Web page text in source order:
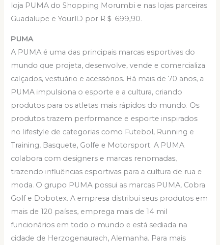
loja PUMA do Shopping Morumbi e nas lojas parceiras
Guadalupe e YourID por R＄ 699,90.
PUMA
A PUMA é uma das principais marcas esportivas do
mundo que projeta, desenvolve, vende e comercializa
calçados, vestuário e acessórios. Há mais de 70 anos, a
PUMA impulsiona o esporte e a cultura, criando
produtos para os atletas mais rápidos do mundo. Os
produtos trazem performance e esporte inspirados
no lifestyle de categorias como Futebol, Running e
Training, Basquete, Golfe e Motorsport. A PUMA
colabora com designers e marcas renomadas,
trazendo influências esportivas para a cultura de rua e
moda. O grupo PUMA possui as marcas PUMA, Cobra
Golf e Dobotex. A empresa distribui seus produtos em
mais de 120 países, emprega mais de 14 mil
funcionários em todo o mundo e está sediada na
cidade de Herzogenaurach, Alemanha. Para mais